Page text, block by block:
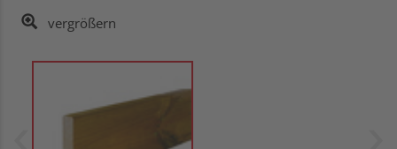
vergrößern